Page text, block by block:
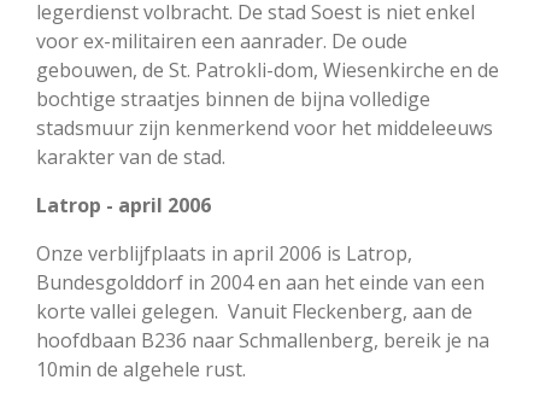
legerdienst volbracht. De stad Soest is niet enkel
voor ex-militairen een aanrader. De oude
gebouwen, de St. Patrokli-dom, Wiesenkirche en de
bochtige straatjes binnen de bijna volledige
stadsmuur zijn kenmerkend voor het middeleeuws
karakter van de stad.
Latrop - april 2006
Onze verblijfplaats in april 2006 is Latrop,
Bundesgolddorf in 2004 en aan het einde van een
korte vallei gelegen. Vanuit Fleckenberg, aan de
hoofdbaan B236 naar Schmallenberg, bereik je na
10min de algehele rust.